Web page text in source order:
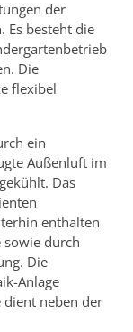
der
Es besteht die
Die
flexibel
ein
Außenluft im
Das
enthalten
sowie durch
Die
Anlage
dient neben der